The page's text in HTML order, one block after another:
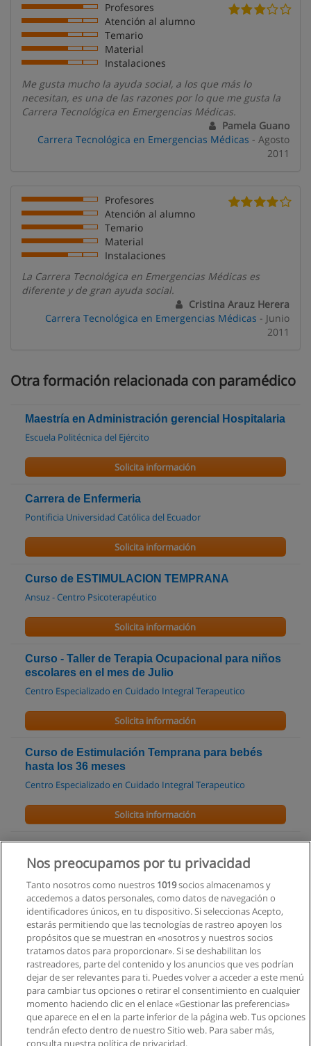
Profesores
Atención al alumno
Temario
Material
Instalaciones
Me gusta mucho la ayuda social, a los que más lo
necesitan, es una de las razones por lo que me gusta la
Carrera Tecnológica en Emergencias Médicas.
Pamela Guano
Carrera Tecnológica en Emergencias Médicas - Agosto
2011
Profesores
Atención al alumno
Temario
Material
Instalaciones
La Carrera Tecnológica en Emergencias Médicas es
diferente y de gran ayuda social.
Cristina Arauz Herera
Carrera Tecnológica en Emergencias Médicas - Junio
2011
Otra formación relacionada con paramédico
Maestría en Administración gerencial Hospitalaria
Escuela Politécnica del Ejército
Solicita información
Carrera de Enfermeria
Pontificia Universidad Católica del Ecuador
Solicita información
Curso de ESTIMULACION TEMPRANA
Ansuz - Centro Psicoterapéutico
Solicita información
Curso - Taller de Terapia Ocupacional para niños
escolares en el mes de Julio
Centro Especializado en Cuidado Integral Terapeutico
Solicita información
Curso de Estimulación Temprana para bebés
hasta los 36 meses
Centro Especializado en Cuidado Integral Terapeutico
Solicita información
Curso - Tecer Seminario Trastornos más
frecuentes del Habla y del Lenguaje en niños
Centro Especializado en Cuidado Integral Terapeutico
Solicita información
Licenciatura en Enfermeria
Pontificia Universidad Católica del Ecuador Sede Santo
Domingo
Solicita información
Nos preocupamos por tu privacidad
Tanto nosotros como nuestros 1019socios almacenamos y
accedemos a datos personales, como datos de navegación o
identificadores únicos, en tu dispositivo. Si seleccionas Acepto,
estarás permitiendo que las tecnologías de rastreo apoyen los
propósitos que se muestran en «nosotros y nuestros socios
tratamos datos para proporcionar». Si se deshabilitan los
rastreadores, parte del contenido y los anuncios que ves podrían
dejar de ser relevantes para ti. Puedes volver a acceder a este menú
para cambiar tus opciones o retirar el consentimiento en cualquier
momento haciendo clic en el enlace «Gestionar las preferencias»
que aparece en el en la parte inferior de la página web. Tus opciones
tendrán efecto dentro de nuestro Sitio web. Para saber más,
consulta nuestra política de privacidad.